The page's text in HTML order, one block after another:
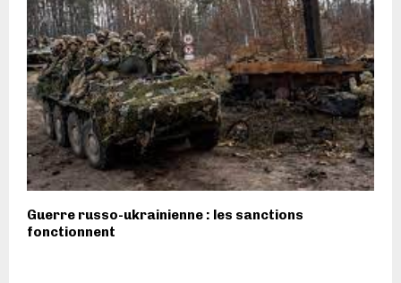
Guerre russo-ukrainienne : les sanctions
fonctionnent